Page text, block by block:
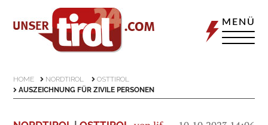
MENÜ
HOME NORDTIROL
OSTTIROL
AUSZEICHNUNG FÜR ZIVILE PERSONEN